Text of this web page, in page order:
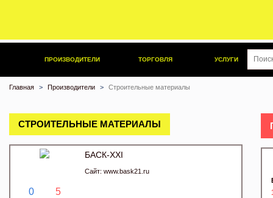
ПРОИЗВОДИТЕЛИ ТОРГОВЛЯ УСЛУГИ
Главная Производители Строительные материалы
СТРОИТЕЛЬНЫЕ МАТЕРИАЛЫ
0 5
БАСК-XXI
Сайт: www.bask21.ru